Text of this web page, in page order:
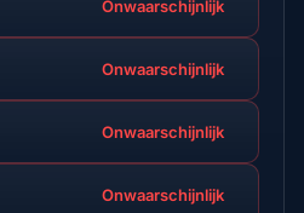
Onwaarschijnlijk
Onwaarschijnlijk
Onwaarschijnlijk
Onwaarschijnlijk